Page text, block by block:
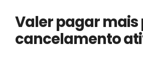
Valer pagar mais
cancelamento